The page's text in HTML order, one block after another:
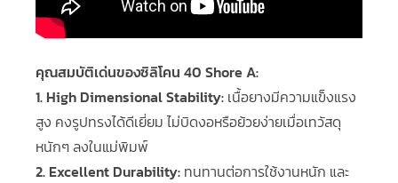
คุณสมบัติเด่นของซิลิโคน 40 Shore A:
1. High Dimensional Stability: เนื้อยางมีความแข็งแรง
สูง คงรูปทรงได้ดีเยี่ยม ไม่บิดงอหรือย้วยง่ายเมื่อเทวัสดุ
หนักๆ ลงในแม่พิมพ์
2. Excellent Durability: ทนทานต่อการใช้งานหนัก และ